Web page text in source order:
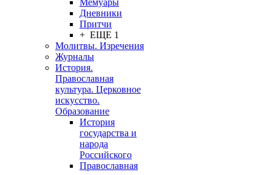
Мемуары
Дневники
Притчи
+ ЕЩЕ 1
Молитвы. Изречения
Журналы
История.
Православная
культура. Церковное
искусство.
Образование
История
государства и
народа
Российского
Православная